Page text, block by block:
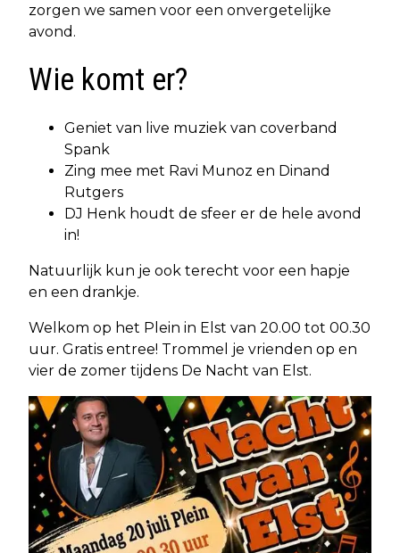
zorgen we samen voor een onvergetelijke
avond.
Wie komt er?
Geniet van live muziek van coverband
Spank
Zing mee met Ravi Munoz en Dinand
Rutgers
DJ Henk houdt de sfeer er de hele avond
in!
Natuurlijk kun je ook terecht voor een hapje
en een drankje.
Welkom op het Plein in Elst van 20.00 tot 00.30
uur. Gratis entree! Trommel je vrienden op en
vier de zomer tijdens De Nacht van Elst.